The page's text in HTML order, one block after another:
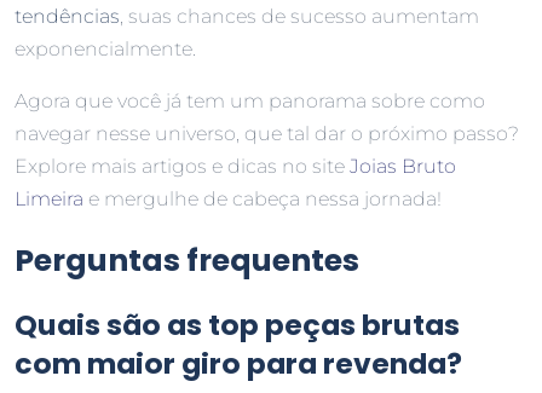
tendências, suas chances de sucesso aumentam
exponencialmente.
Agora que você já tem um panorama sobre como
navegar nesse universo, que tal dar o próximo passo?
Explore mais artigos e dicas no site Joias Bruto
Limeira e mergulhe de cabeça nessa jornada!
Perguntas frequentes
Quais são as top peças brutas
com maior giro para revenda?